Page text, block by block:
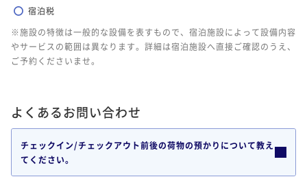
宿泊税
※施設の特徴は一般的な設備を表すもので、宿泊施設によって設備内容
やサービスの範囲は異なります。詳細は宿泊施設へ直接ご確認のうえ、
ご予約くださいませ。
よくあるお問い合わせ
チェックイン/チェックアウト前後の荷物の預かりについて教え
てください。